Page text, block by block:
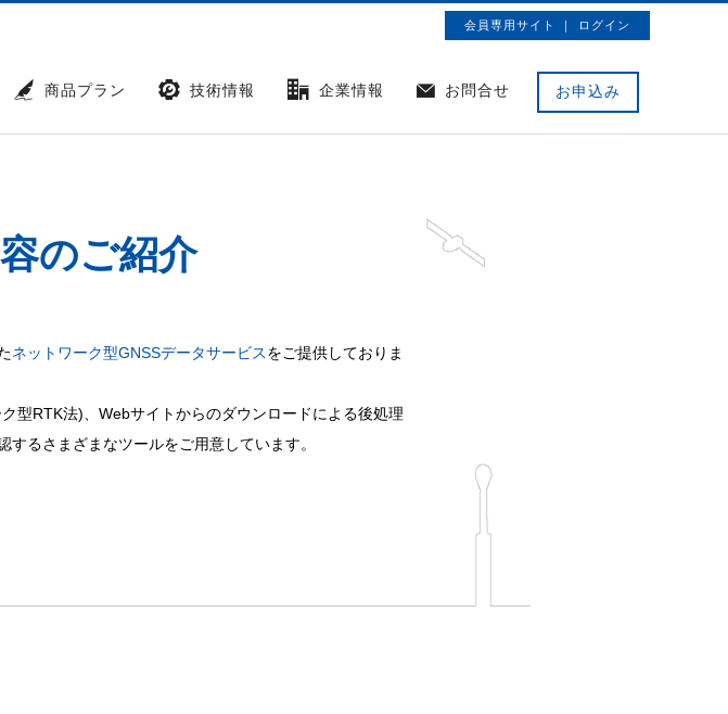
会員専用サイト ｜ ログイン
商品プラン 技術情報 企業情報 お問合せ お申込み
のご紹介
ネットワーク型GNSSデータサービスをご提供しておりま
型RTK法)、Webサイトからのダウンロードによる後処理
るさまざまなツールをご用意しています。